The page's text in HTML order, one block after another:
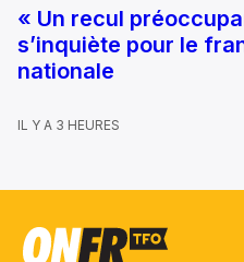
« Un recul
s’inquiète pour le
nationale
IL Y A 3 HEURES